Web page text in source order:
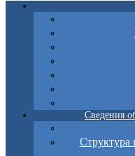
Сведения
Структура